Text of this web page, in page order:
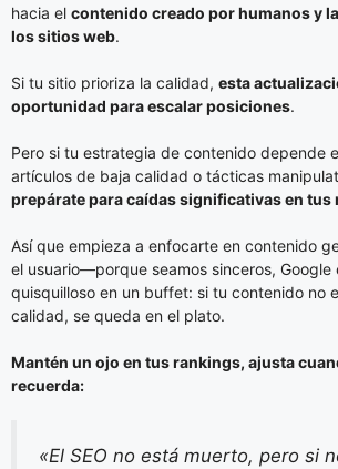
hacia el contenido creado por humanos y
los sitios web.
Si tu sitio prioriza la calidad, esta
oportunidad para escalar posiciones.
Pero si tu estrategia de contenido depende
artículos de baja calidad o tácticas
prepárate para caídas significativas en tus
Así que empieza a enfocarte en contenido
el usuario—porque seamos sinceros, Google
quisquilloso en un buffet: si tu contenido no
calidad, se queda en el plato.
Mantén un ojo en tus rankings, ajusta
recuerda:
«El SEO no está muerto, pero si